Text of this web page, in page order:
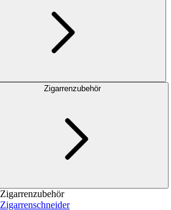
Zigarrenzubehör
Zigarrenzubehör
Zigarrenschneider